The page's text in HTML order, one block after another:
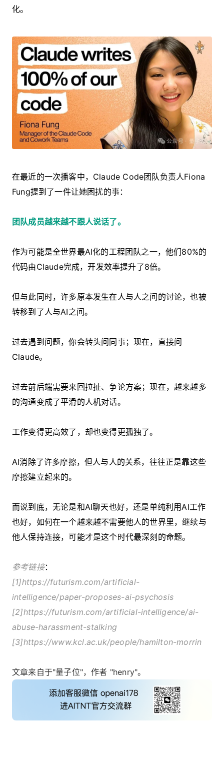
化。
在最近的一次播客中，Claude Code团队负责人Fiona
Fung提到了一件让她困扰的事：
团队成员越来越不跟人说话了。
作为可能是全世界最AI化的工程团队之一，他们80%的
代码由Claude完成，开发效率提升了8倍。
但与此同时，许多原本发生在人与人之间的讨论，也被
转移到了人与AI之间。
过去遇到问题，你会转头问同事；现在，直接问
Claude。
过去前后端需要来回拉扯、争论方案；现在，越来越多
的沟通变成了平滑的人机对话。
工作变得更高效了，却也变得更孤独了。
AI消除了许多摩擦，但人与人的关系，往往正是靠这些
摩擦建立起来的。
而说到底，无论是和AI聊天也好，还是单纯利用AI工作
也好，如何在一个越来越不需要他人的世界里，继续与
他人保持连接，可能才是这个时代最深刻的命题。
参考链接：
[1]https://futurism.com/artificial-
intelligence/paper-proposes-ai-psychosis
[2]https://futurism.com/artificial-intelligence/ai-
abuse-harassment-stalking
[3]https://www.kcl.ac.uk/people/hamilton-morrin
文章来自于"量子位"，作者 "henry"。